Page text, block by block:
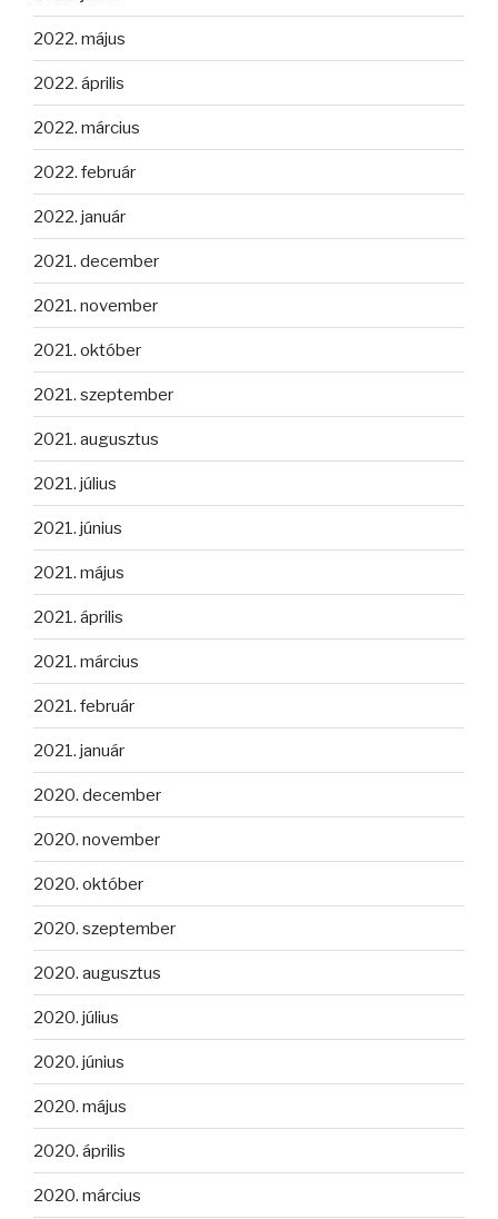
2022. május
2022. április
2022. március
2022. február
2022. január
2021. december
2021. november
2021. október
2021. szeptember
2021. augusztus
2021. július
2021. június
2021. május
2021. április
2021. március
2021. február
2021. január
2020. december
2020. november
2020. október
2020. szeptember
2020. augusztus
2020. július
2020. június
2020. május
2020. április
2020. március